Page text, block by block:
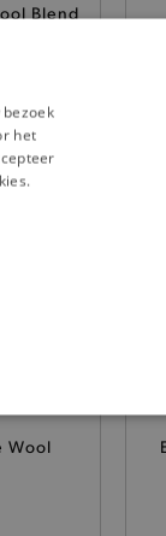
Blend
Wool
het